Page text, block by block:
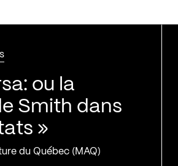
ou la
Smith dans
»
du Québec (MAQ)